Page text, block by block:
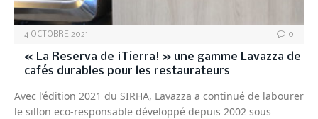
4 OCTOBRE 2021 0
« La Reserva de ¡Tierra! » une gamme Lavazza de
cafés durables pour les restaurateurs
Avec l’édition 2021 du SIRHA, Lavazza a continué de labourer
le sillon eco-responsable développé depuis 2002 sous